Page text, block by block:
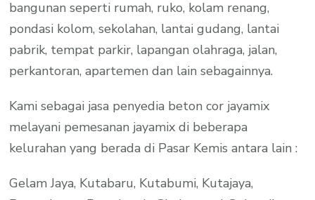
bangunan seperti rumah, ruko, kolam renang,
pondasi kolom, sekolahan, lantai gudang, lantai
pabrik, tempat parkir, lapangan olahraga, jalan,
perkantoran, apartemen dan lain sebagainnya.
Kami sebagai jasa penyedia beton cor jayamix
melayani pemesanan jayamix di beberapa
kelurahan yang berada di Pasar Kemis antara lain :
Gelam Jaya, Kutabaru, Kutabumi, Kutajaya,